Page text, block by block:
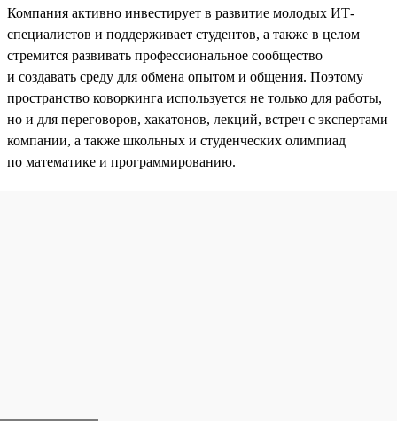
Компания активно инвестирует в развитие молодых ИТ-
специалистов и поддерживает студентов, а также в целом
стремится развивать профессиональное сообщество
и создавать среду для обмена опытом и общения. Поэтому
пространство коворкинга используется не только для работы,
но и для переговоров, хакатонов, лекций, встреч с экспертами
компании, а также школьных и студенческих олимпиад
по математике и программированию.